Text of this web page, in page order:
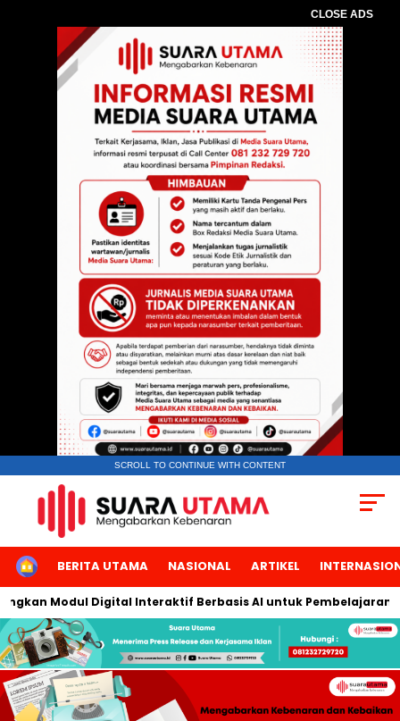
CLOSE ADS
SCROLL TO CONTINUE WITH CONTENT
HOMEBERITA UTAMA NASIONAL ARTIKEL
Modul Digital Interaktif Berbasis AI untuk Pembelajaran